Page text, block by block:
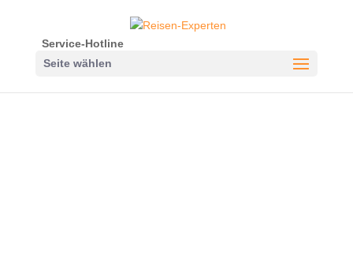
Service-Hotline
Seite wählen